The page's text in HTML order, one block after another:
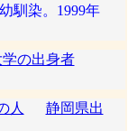
馴染。1999年
の出身者
人
静岡県出